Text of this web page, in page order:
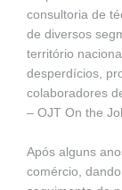
consultoria de
de diversos
território
desperdícios,
colaboradores
– OJT On the
Após alguns
comércio,